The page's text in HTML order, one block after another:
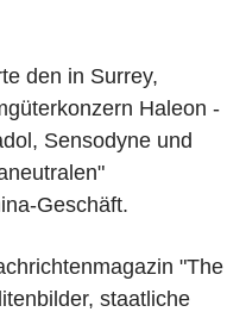
den in Surrey,
Haleon -
Sensodyne und
Geschäft.
"The
staatliche